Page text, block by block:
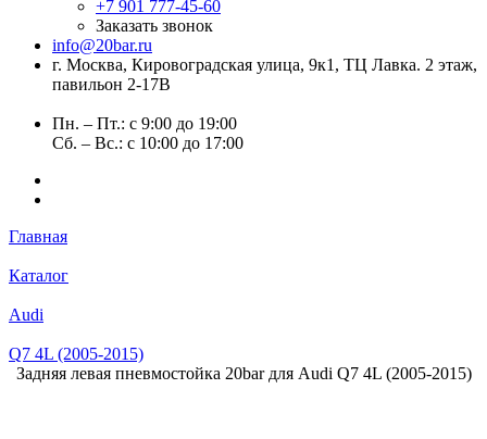
+7 901 777-45-60
Заказать звонок
info@20bar.ru
г. Москва, Кировоградская улица, 9к1, ТЦ Лавка. 2 этаж,
павильон 2-17В
Пн. – Пт.: с 9:00 до 19:00
Сб. – Вс.: с 10:00 до 17:00
Главная
Каталог
Audi
Q7 4L (2005-2015)
Задняя левая пневмостойка 20bar для Audi Q7 4L (2005-2015)